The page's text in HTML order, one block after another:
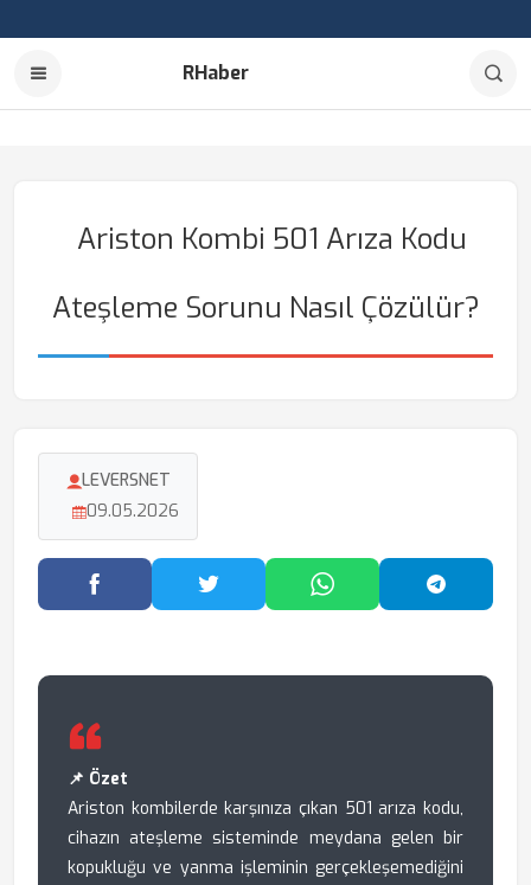
RHaber
Ariston Kombi 501 Arıza Kodu
Ateşleme Sorunu Nasıl Çözülür?
LEVERSNET
09.05.2026
Facebook'ta PaylaşTwitter'da PaylaşWhatsApp'ta Paylaş
📌 Özet
Ariston kombilerde karşınıza çıkan 501 arıza kodu,
cihazın ateşleme sisteminde meydana gelen bir
kopukluğu ve yanma işleminin gerçekleşemediğini